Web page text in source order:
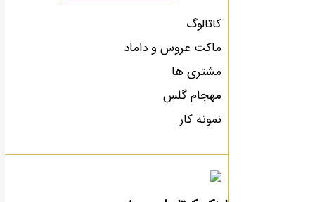
کاتالوگ
ماکت عروس و داماد
مشتری ها
مهجام گلس
نمونه کار